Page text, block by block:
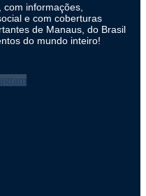
informações,
e com coberturas
de Manaus, do Brasil
do mundo inteiro!